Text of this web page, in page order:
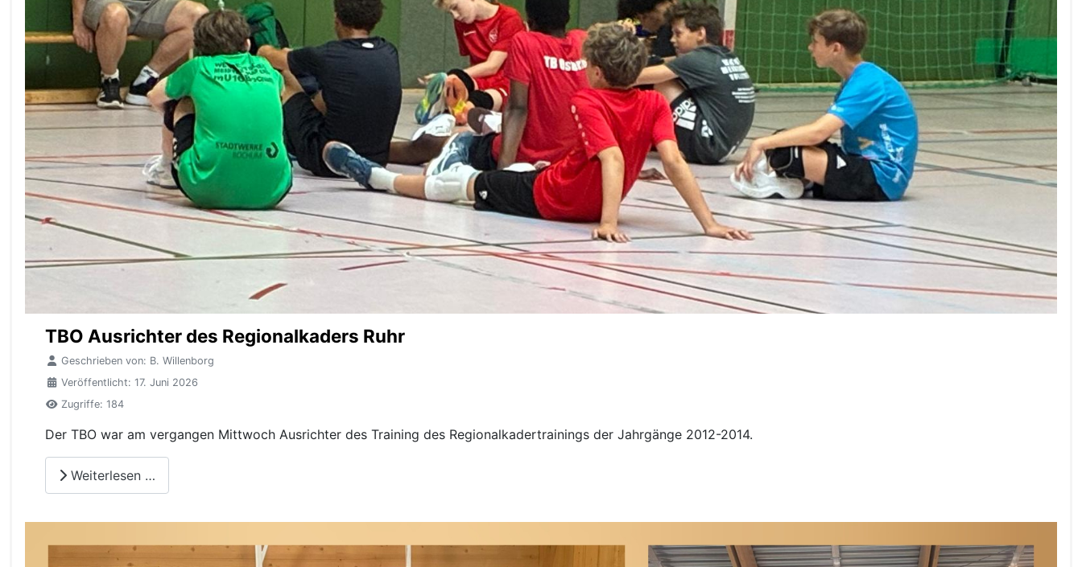
TBO Ausrichter des Regionalkaders Ruhr
Geschrieben von: B. Willenborg
Veröffentlicht: 17. Juni 2026
Zugriffe: 184
Der TBO war am vergangen Mittwoch Ausrichter des Training des Regionalkadertrainings der Jahrgänge 2012-2014.
Weiterlesen …